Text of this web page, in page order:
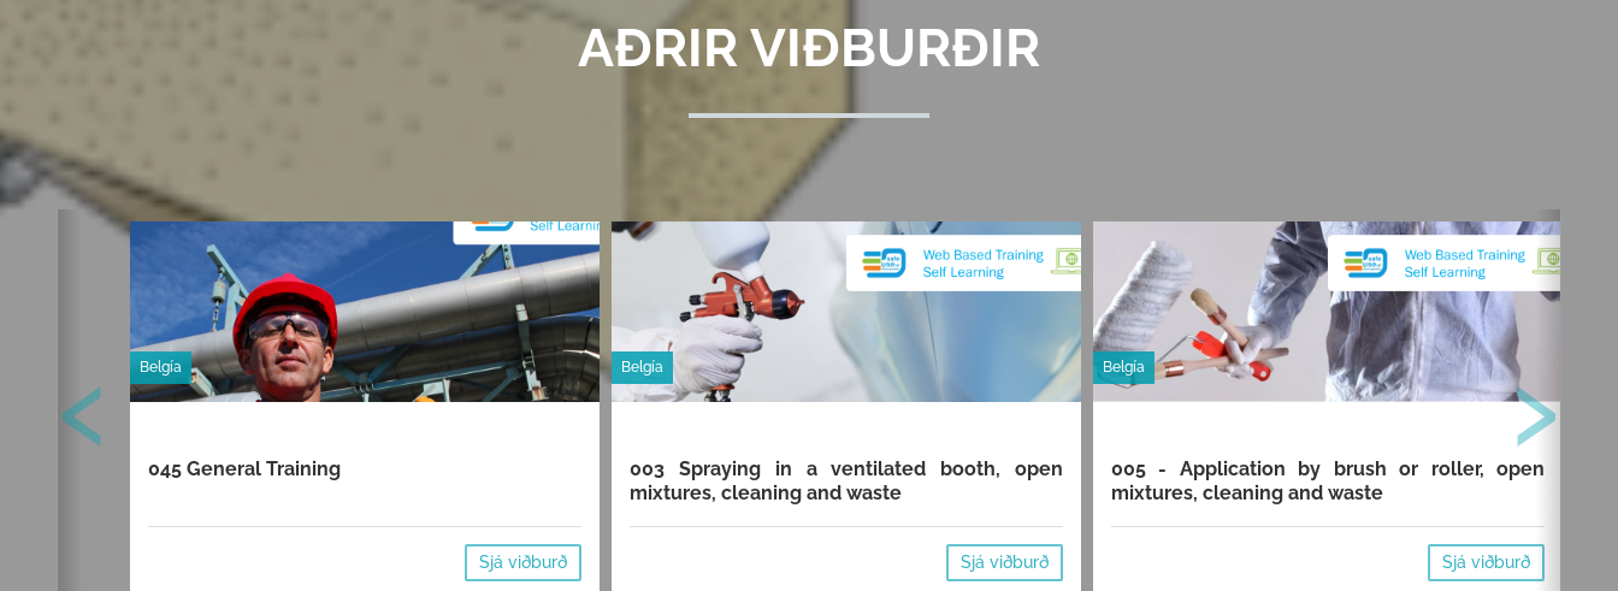
AÐRIR VIÐBURÐIR
Belgía
045 General Training
Sjá viðburð
Belgía
003 Spraying in a ventilated booth, open
mixtures, cleaning and waste
Sjá viðburð
Belgía
005 - Application by brush or roller, open
mixtures, cleaning and waste
Sjá viðburð
‹ ›